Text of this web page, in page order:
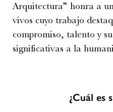
Arquitectura” honra a
vivos cuyo trabajo
compromiso, talento y
significativas a la
¿Cuál es